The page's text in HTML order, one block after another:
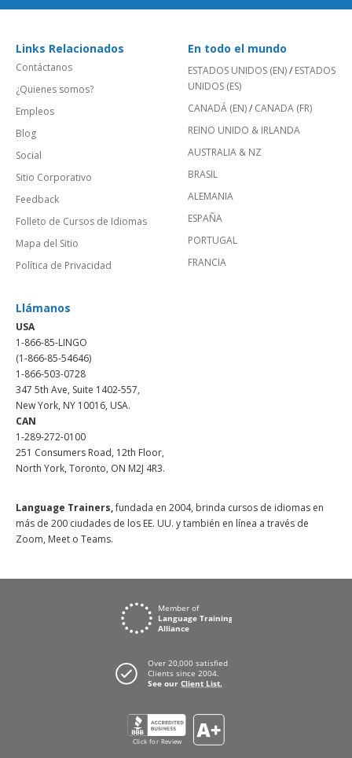
Links Relacionados
Contáctanos
¿Quienes somos?
Empleos
Blog
Social
Sitio Corporativo
Feedback
Folleto de Cursos de Idiomas
Mapa del Sitio
Política de Privacidad
En todo el mundo
ESTADOS UNIDOS (EN)/ ESTADOS
UNIDOS (ES)
CANADÁ (EN)/ CANADA (FR)
REINO UNIDO & IRLANDA
AUSTRALIA & NZ
BRASIL
ALEMANIA
ESPAÑA
PORTUGAL
FRANCIA
Llámanos
USA
1-866-85-LINGO
(1-866-85-54646)
1-866-503-0728
347 5th Ave, Suite 1402-557,
New York, NY 10016, USA.
CAN
1-289-272-0100
251 Consumers Road, 12th Floor,
North York, Toronto, ON M2J 4R3.
Language Trainers,fundada en 2004, brinda cursos de idiomas en
más de 200 ciudades de los EE. UU. y también en línea a través de
Zoom, Meet o Teams.